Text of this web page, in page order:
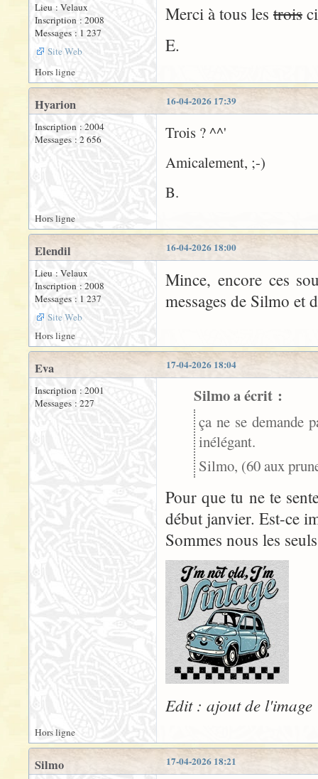
Lieu : Velaux
Inscription : 2008
Messages : 1 237
Site Web
Merci à tous les trois
E.
Hors ligne
16-04-2026 17:39
Hyarion
Inscription : 2004
Messages : 2 656
Trois ? ^^'
Amicalement, ;-)
B.
Hors ligne
16-04-2026 18:00
Elendil
Lieu : Velaux
Inscription : 2008
Messages : 1 237
Site Web
Mince, encore ces
messages de Silmo et
Hors ligne
17-04-2026 18:04
Eva
Inscription : 2001
Messages : 227
Silmo a écrit :
ça ne se demande
inélégant.
Silmo, (60 aux
Pour que tu ne te
début janvier. Est-ce
Sommes nous les
Edit : ajout de l'image
Hors ligne
17-04-2026 18:21
Silmo